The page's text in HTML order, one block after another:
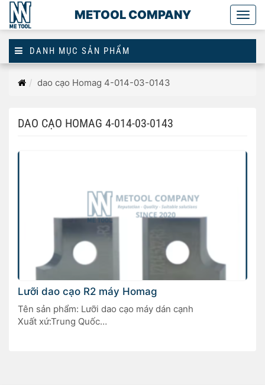
METOOL COMPANY
DANH MỤC SẢN PHẨM
Trangdao cạo Homag 4-014-03-0143
DAO CẠO HOMAG 4-014-03-0143
Lưỡi dao cạo R2 máy Homag
Tên sản phẩm: Lưỡi dao cạo máy dán cạnh
Xuất xứ:Trung Quốc